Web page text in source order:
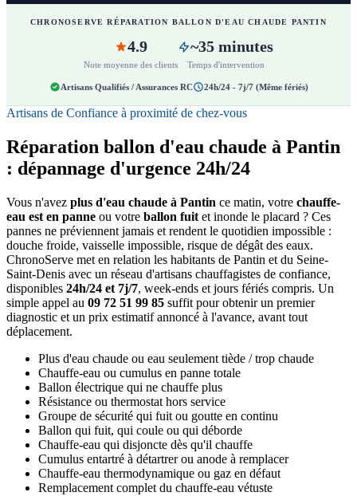
CHRONOSERVE RÉPARATION BALLON D'EAU CHAUDE PANTIN
4.9
Note moyenne des clients
~35 minutes
Temps d'intervention
Artisans Qualifiés / Assurances RC 24h/24 - 7j/7 (Même fériés)
Artisans de Confiance à proximité de chez-vous
Réparation ballon d'eau chaude à Pantin
: dépannage d'urgence 24h/24
Vous n'avez plus d'eau chaude à Pantin ce matin, votre chauffe-
eau est en panne ou votre ballon fuit et inonde le placard ? Ces
pannes ne préviennent jamais et rendent le quotidien impossible :
douche froide, vaisselle impossible, risque de dégât des eaux.
ChronoServe met en relation les habitants de Pantin et du Seine-
Saint-Denis avec un réseau d'artisans chauffagistes de confiance,
disponibles 24h/24 et 7j/7, week-ends et jours fériés compris. Un
simple appel au 09 72 51 99 85 suffit pour obtenir un premier
diagnostic et un prix estimatif annoncé à l'avance, avant tout
déplacement.
Plus d'eau chaude ou eau seulement tiède / trop chaude
Chauffe-eau ou cumulus en panne totale
Ballon électrique qui ne chauffe plus
Résistance ou thermostat hors service
Groupe de sécurité qui fuit ou goutte en continu
Ballon qui fuit, qui coule ou qui déborde
Chauffe-eau qui disjoncte dès qu'il chauffe
Cumulus entartré à détartrer ou anode à remplacer
Chauffe-eau thermodynamique ou gaz en défaut
Remplacement complet du chauffe-eau vétuste